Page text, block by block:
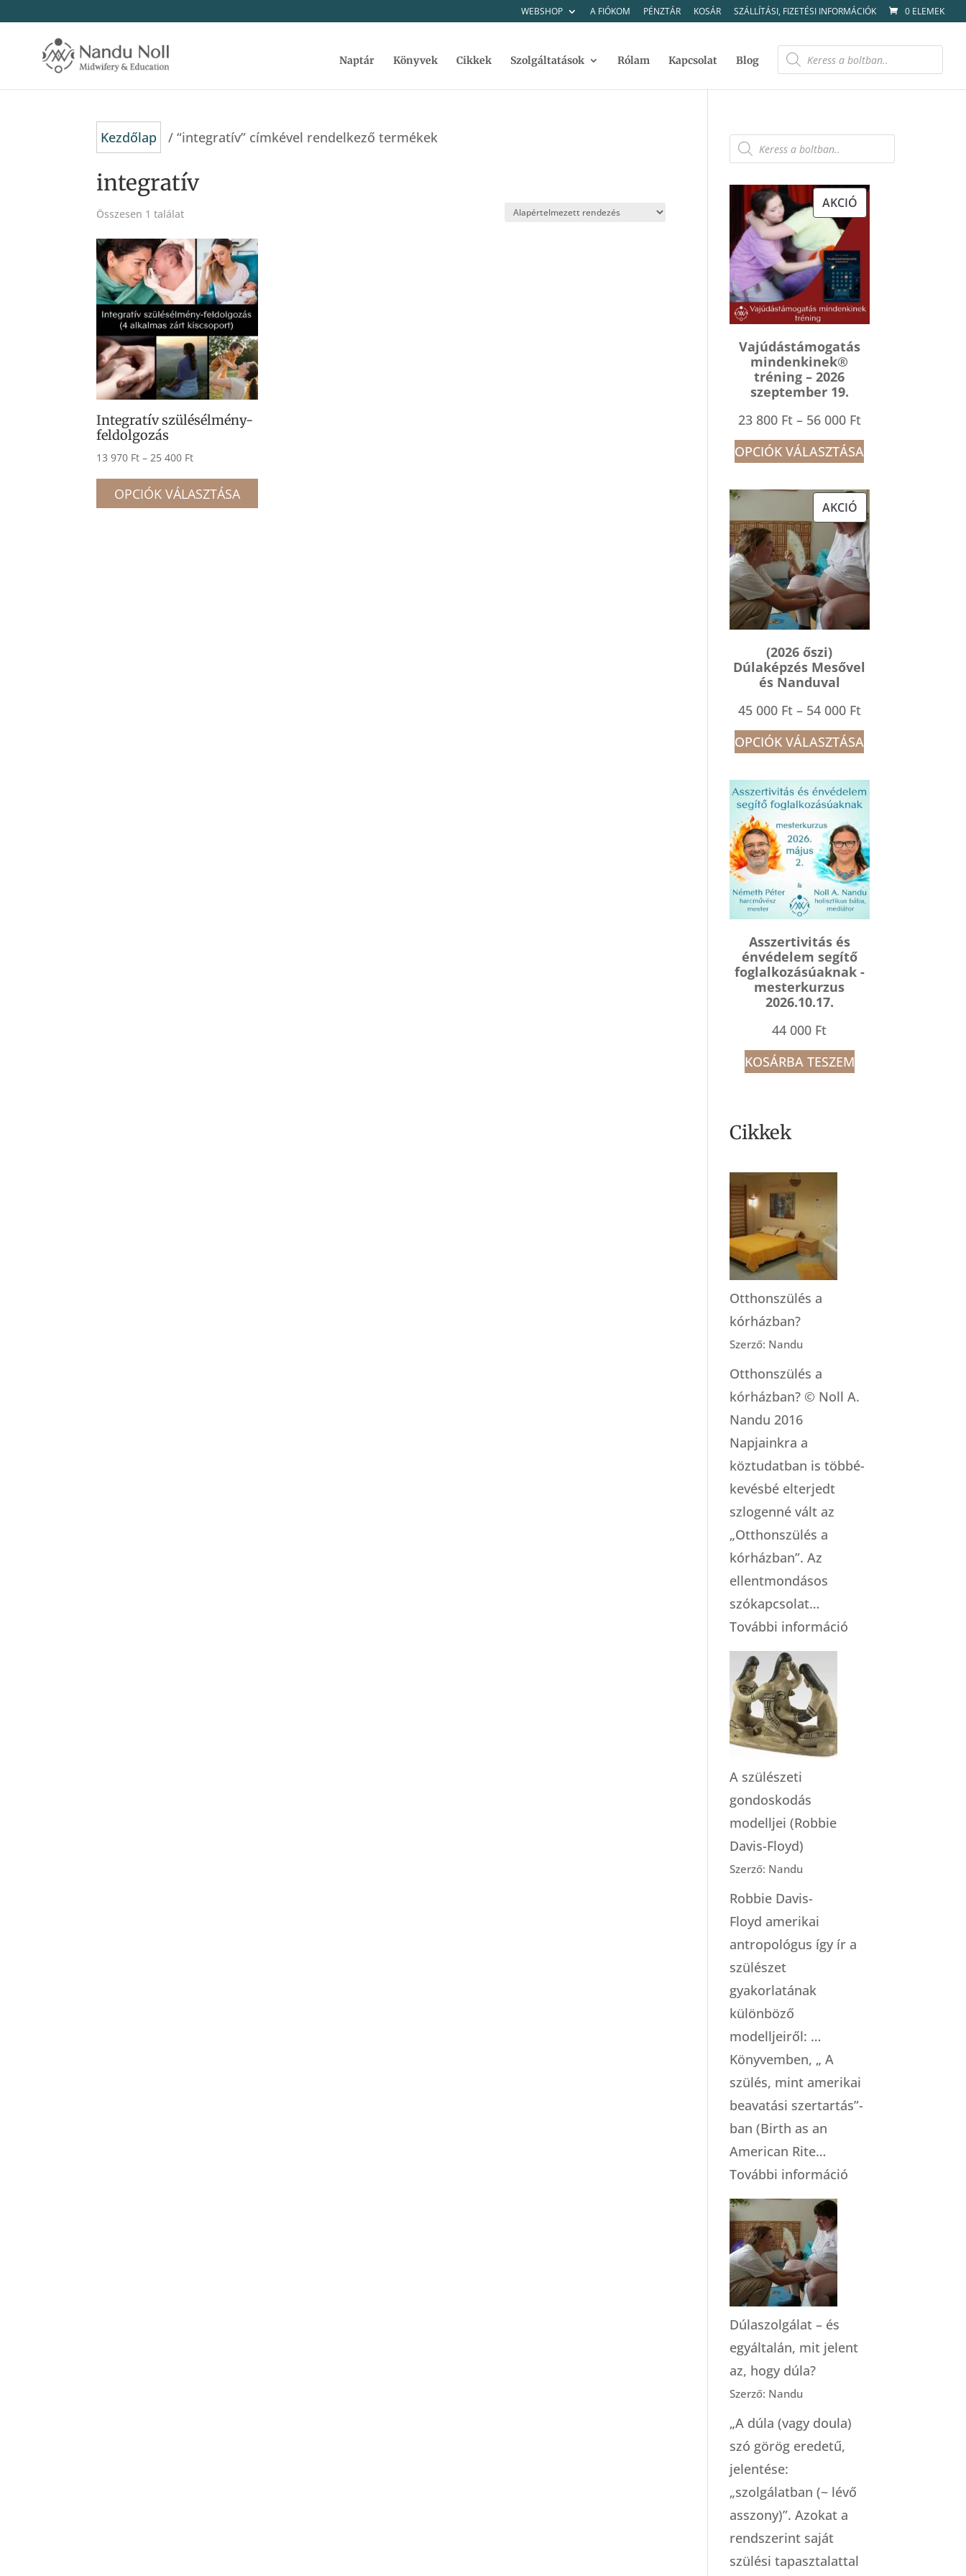
WEBSHOP A FIÓKOM PÉNZTÁR KOSÁR SZÁLLÍTÁSI, FIZETÉSI INFORMÁCIÓK 0 ELEMEK
Naptár Könyvek Cikkek Szolgáltatások Rólam Kapcsolat Blog
Products
search
Kezdőlap / “integratív” címkével rendelkező termékek
integratív
Összesen 1 találat
Integratív szülésélmény-
feldolgozás
13 970 Ft – 25 400 FtÁrtartomány:
970 Ft
-
OPCIÓK VÁLASZTÁSA
Ennek
Products
search
AKCIÓAKCIÓS
Vajúdástámogatás
mindenkinek®
tréning – 2026
szeptember 19.
23 800 Ft – 56 000 FtÁrtartomány:
23
800 Ft
-
56
000 Ft
OPCIÓK VÁLASZTÁSA
AKCIÓAKCIÓS
TERMÉK
(2026 őszi)
Dúlaképzés Mesővel
és Nanduval
45 000 Ft – 54 000 FtÁrtartomány:
45
000 Ft
-
54
000 Ft
OPCIÓK VÁLASZTÁSA
Asszertivitás és
énvédelem segítő
foglalkozásúaknak -
mesterkurzus
2026.10.17.
44 000 Ft
KOSÁRBA TESZEM
Cikkek
Otthonszülés a
kórházban?
Szerző: Nandu
Otthonszülés a
kórházban? © Noll A.
Nandu 2016
Napjainkra a
köztudatban is többé-
kevésbé elterjedt
szlogenné vált az
„Otthonszülés a
kórházban”. Az
ellentmondásos
szókapcsolat…
További információ
A szülészeti
gondoskodás
modelljei (Robbie
Davis-Floyd)
Szerző: Nandu
Robbie Davis-
Floyd amerikai
antropológus így ír a
szülészet
gyakorlatának
különböző
modelljeiről: …
Könyvemben, „ A
szülés, mint amerikai
beavatási szertartás”-
ban (Birth as an
American Rite…
További információ
Dúlaszolgálat – és
egyáltalán, mit jelent
az, hogy dúla?
Szerző: Nandu
„A dúla (vagy doula)
szó görög eredetű,
jelentése:
„szolgálatban (~ lévő
asszony)”. Azokat a
rendszerint saját
szülési tapasztalattal